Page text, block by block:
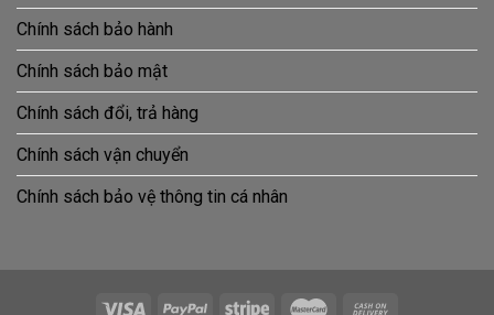
Chính sách bảo hành
Chính sách bảo mật
Chính sách đổi, trả hàng
Chính sách vận chuyển
Chính sách bảo vệ thông tin cá nhân